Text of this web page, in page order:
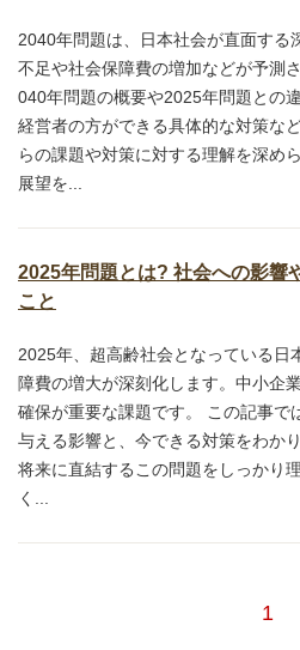
2040年問題は、日本社会が直面する
不足や社会保障費の増加などが予測
040年問題の概要や2025年問題との
経営者の方ができる具体的な対策な
らの課題や対策に対する理解を深め
展望を...
2025年問題とは? 社会への影響
こと
2025年、超高齢社会となっている日
障費の増大が深刻化します。中小企
確保が重要な課題です。 この記事で
与える影響と、今できる対策をわか
将来に直結するこの問題をしっかり
く...
1